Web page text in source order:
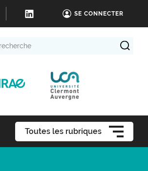
SE CONNECTER
Toutes les rubriques